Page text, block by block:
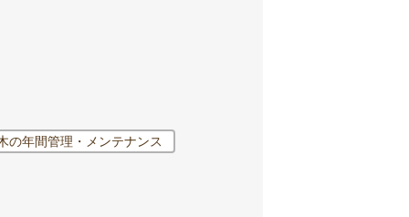
の年間管理・メンテナンス